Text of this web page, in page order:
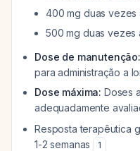
400 mg duas vezes
500 mg duas vezes
Dose de manutenção:
para administração a
Dose máxima: Doses
adequadamente
Resposta terapêutica
1-2 semanas
1